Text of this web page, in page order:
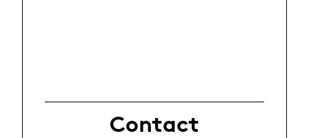
Contact